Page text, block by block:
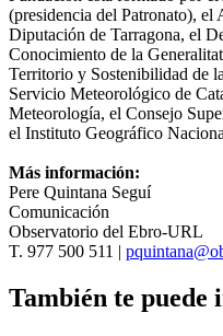
(presidencia del Patronato), el
Diputación de Tarragona, el
Conocimiento de la
Territorio y Sostenibilidad de
Servicio Meteorológico de
Meteorología, el Consejo
el Instituto Geográfico
Más información:
Pere Quintana Seguí
Comunicación
Observatorio del Ebro-URL
T. 977 500 511 |
También te puede